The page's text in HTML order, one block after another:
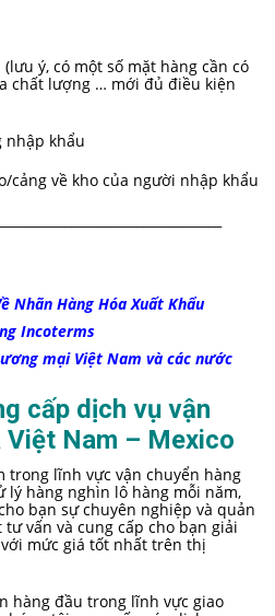
ý, có một số mặt hàng cần có
chất lượng … mới đủ điều kiện
nhập khẩu
cảng về kho của người nhập khẩu
Nhãn Hàng Hóa Xuất Khẩu
Incoterms
mại Việt Nam và các nước
cấp dịch vụ vận
Việt Nam – Mexico
trong lĩnh vực vận chuyển hàng
lý hàng nghìn lô hàng mỗi năm,
bạn sự chuyên nghiệp và quản
vấn và cung cấp cho bạn giải
mức giá tốt nhất trên thị
hàng đầu trong lĩnh vực giao